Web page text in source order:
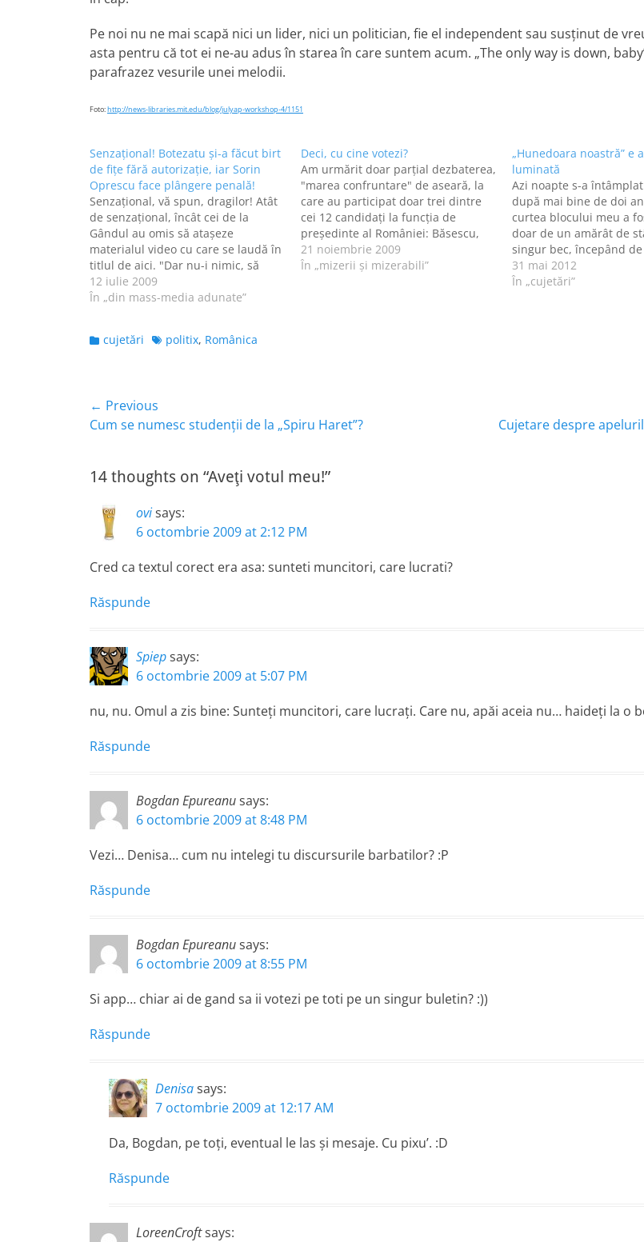
Pe noi nu ne mai scapă nici un lider, nici un politician, fie el independent sau susţinut de
asta pentru că tot ei ne-au adus în starea în care suntem acum. „The only way is down,
parafrazez vesurile unei melodii.
Foto:http://news-libraries.mit.edu/blog/julyap-workshop-4/1151
Senzaţional! Botezatu şi-a făcut birt
de fiţe fără autorizaţie, iar Sorin
Oprescu face plângere penală!
Senzaţional, vă spun, dragilor! Atât
de senzaţional, încât cei de la
Gândul au omis să ataşeze
materialul video cu care se laudă în
titlul de aici. "Dar nu-i nimic, să
lăsăm titlul aşa", şi-au spus,
"pentru că dă bine şi vin mai mulţi
12 iulie 2009
În „din mass-media adunate”
Deci, cu cine votezi?
Am urmărit doar parţial dezbaterea,
"marea confruntare" de aseară, la
care au participat doar trei dintre
cei 12 candidaţi la funcţia de
preşedinte al României: Băsescu,
Geoană şi Antonescu. De ce doar ei?
Pentru că din sondaje reiese că ei
21 noiembrie 2009
În „mizerii şi mizerabili”
„Hunedoara noastră” e
luminată
Azi noapte s-a
după mai bine de doi
curtea blocului meu a
doar de un amărât de
singur bec, începând
trecută avem patru [!!!]
patru becuri puternice!
31 mai 2012
În „cujetări”
Categories
cujetări Tagspolitix, Românica
Navigare
în
articole
← Previous
Previous
Cum se numesc studenţii de la „Spiru Haret”? Cujetare despre
14 thoughts on “Aveţi votul meu!”
ovisays:
6 octombrie 2009 at 2:12 PM
Cred ca textul corect era asa: sunteti muncitori, care lucrati?
Răspunde
Spiepsays:
6 octombrie 2009 at 5:07 PM
nu, nu. Omul a zis bine: Sunteţi muncitori, care lucraţi. Care nu, apăi aceia nu… haideţi la o
Răspunde
Bogdan Epureanusays:
6 octombrie 2009 at 8:48 PM
Vezi… Denisa… cum nu intelegi tu discursurile barbatilor? :P
Răspunde
Bogdan Epureanusays:
6 octombrie 2009 at 8:55 PM
Si app… chiar ai de gand sa ii votezi pe toti pe un singur buletin? :))
Răspunde
Denisasays:
7 octombrie 2009 at 12:17 AM
Da, Bogdan, pe toţi, eventual le las şi mesaje. Cu pixu’. :D
Răspunde
LoreenCroftsays: